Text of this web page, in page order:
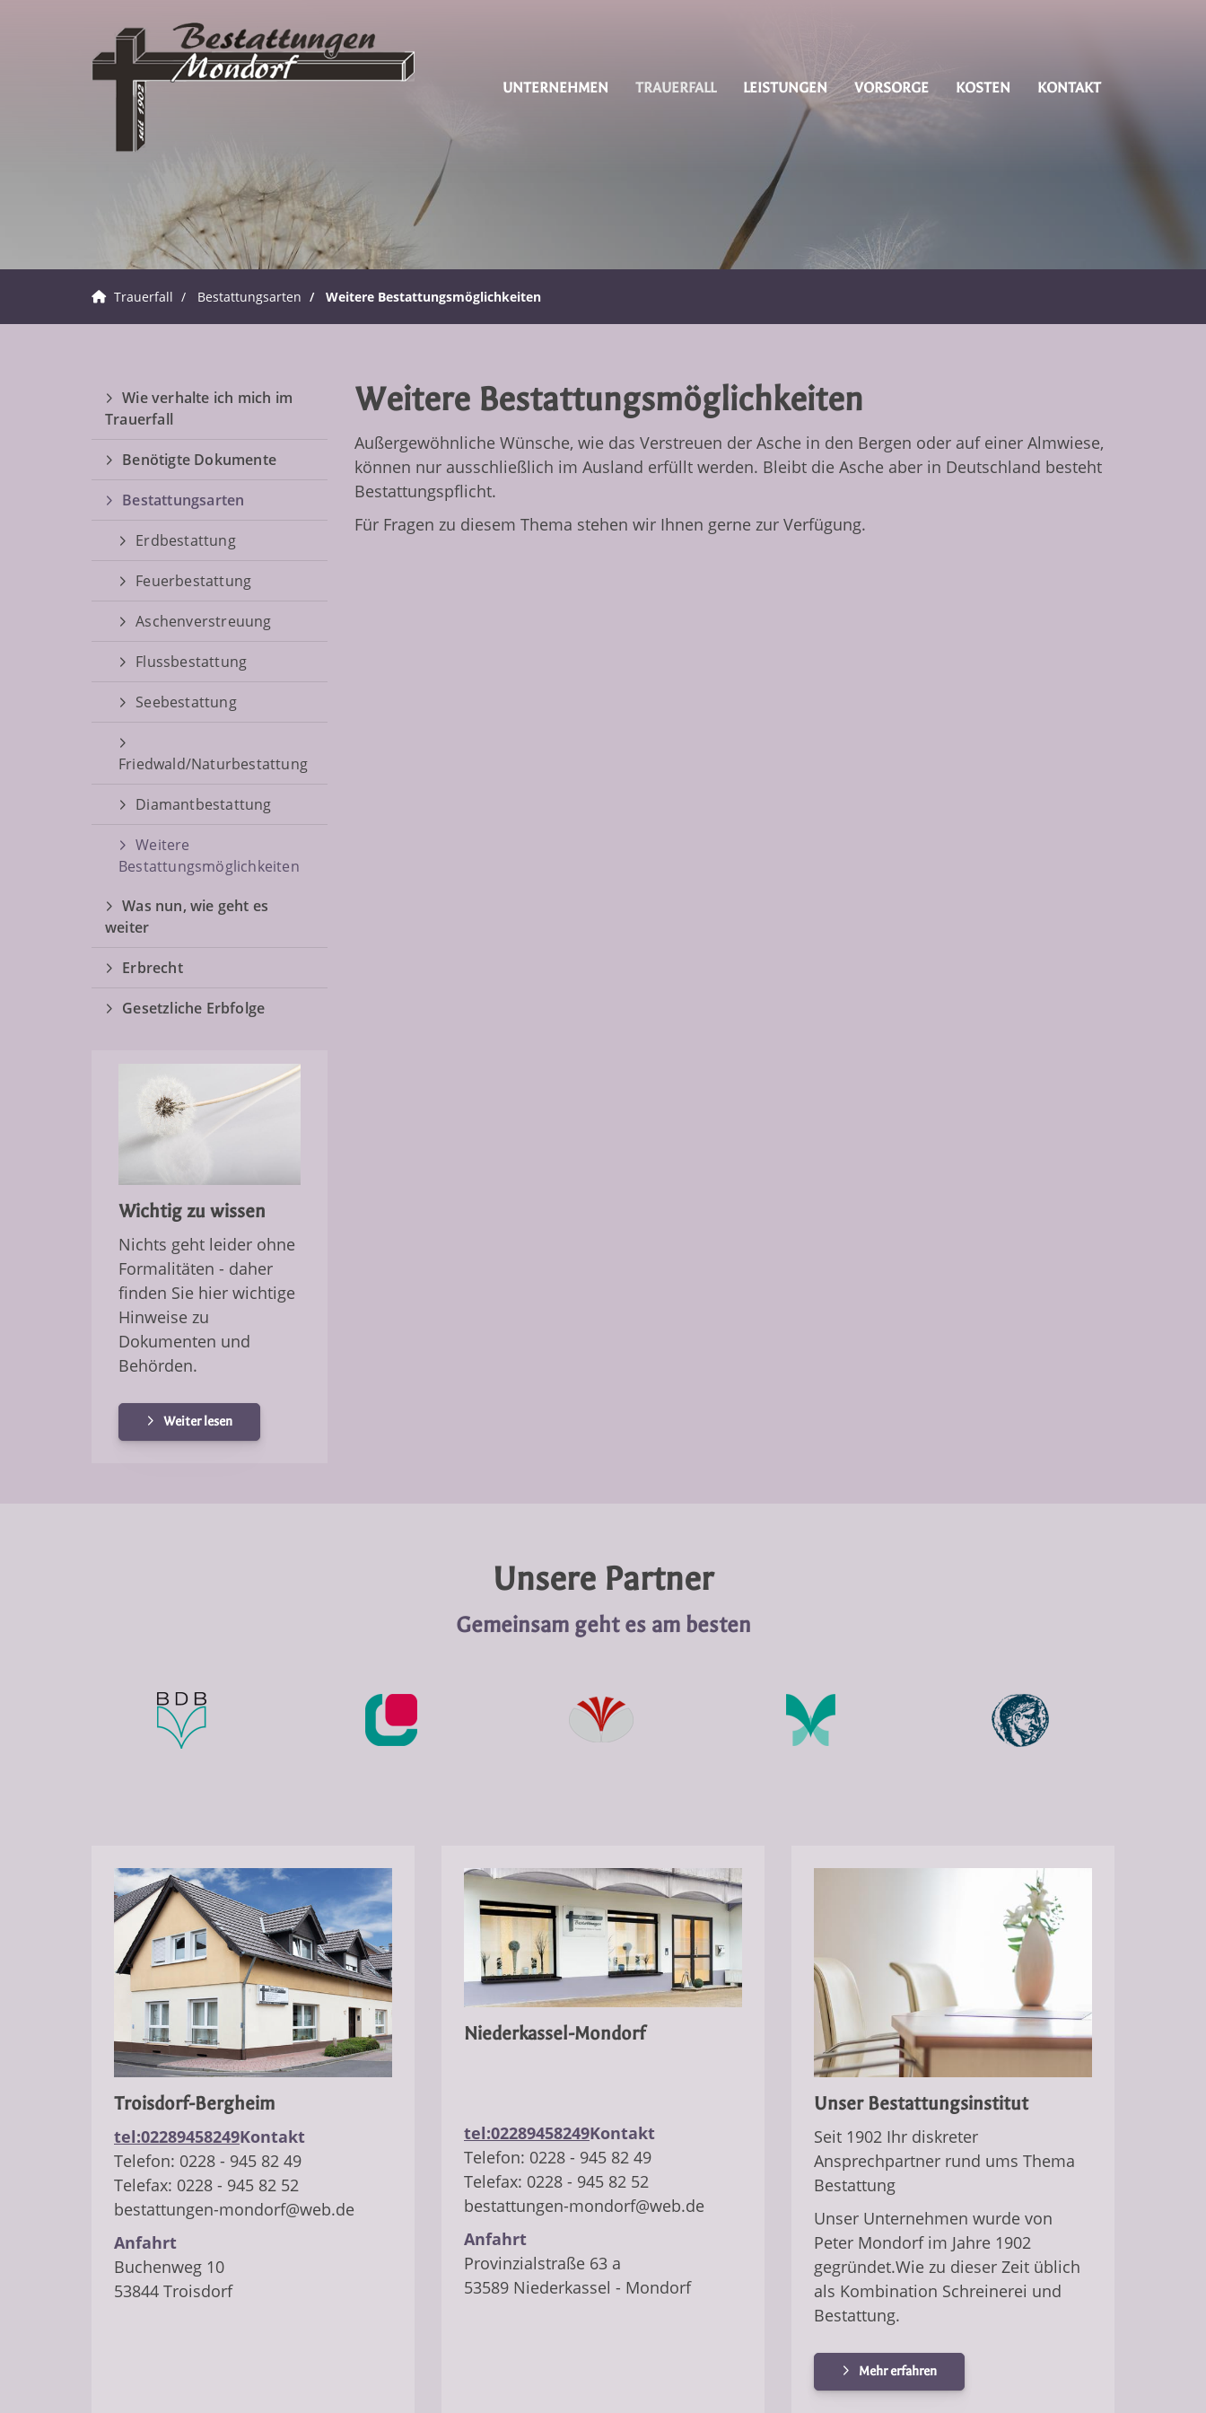
UNTERNEHMEN TRAUERFALL LEISTUNGEN VORSORGE KOSTEN KONTAKT
Trauerfall Bestattungsarten Weitere Bestattungsmöglichkeiten
Weitere Bestattungsmöglichkeiten
Außergewöhnliche Wünsche, wie das Verstreuen der Asche in den Bergen oder auf einer Almwiese,
können nur ausschließlich im Ausland erfüllt werden. Bleibt die Asche aber in Deutschland besteht
Bestattungspflicht.
Für Fragen zu diesem Thema stehen wir Ihnen gerne zur Verfügung.
Wie verhalte ich mich im
Trauerfall
Benötigte Dokumente
Bestattungsarten
Erdbestattung
Feuerbestattung
Aschenverstreuung
Flussbestattung
Seebestattung
Friedwald/Naturbestattung
Diamantbestattung
Weitere
Bestattungsmöglichkeiten
Was nun, wie geht es
weiter
Erbrecht
Gesetzliche Erbfolge
Wichtig zu wissen
Nichts geht leider ohne
Formalitäten - daher
finden Sie hier wichtige
Hinweise zu
Dokumenten und
Behörden.
Weiter lesen
Unsere Partner
Gemeinsam geht es am besten
Troisdorf-Bergheim
tel:02289458249Kontakt
​Telefon: 0228 - 945 82 49
Telefax: 0228 - 945 82 52
bestattungen-mondorf@web.de
Anfahrt
Buchenweg 10
53844 Troisdorf
Niederkassel-Mondorf
tel:02289458249Kontakt
​Telefon: 0228 - 945 82 49
Telefax: 0228 - 945 82 52
bestattungen-mondorf@web.de
Anfahrt
Provinzialstraße 63 a
53589 Niederkassel - Mondorf
Unser Bestattungsinstitut
Seit 1902 Ihr diskreter
Ansprechpartner rund ums Thema
Bestattung
Unser Unternehmen wurde von
Peter Mondorf im Jahre 1902
gegründet.Wie zu dieser Zeit üblich
als Kombination Schreinerei und
Bestattung.
Mehr erfahren